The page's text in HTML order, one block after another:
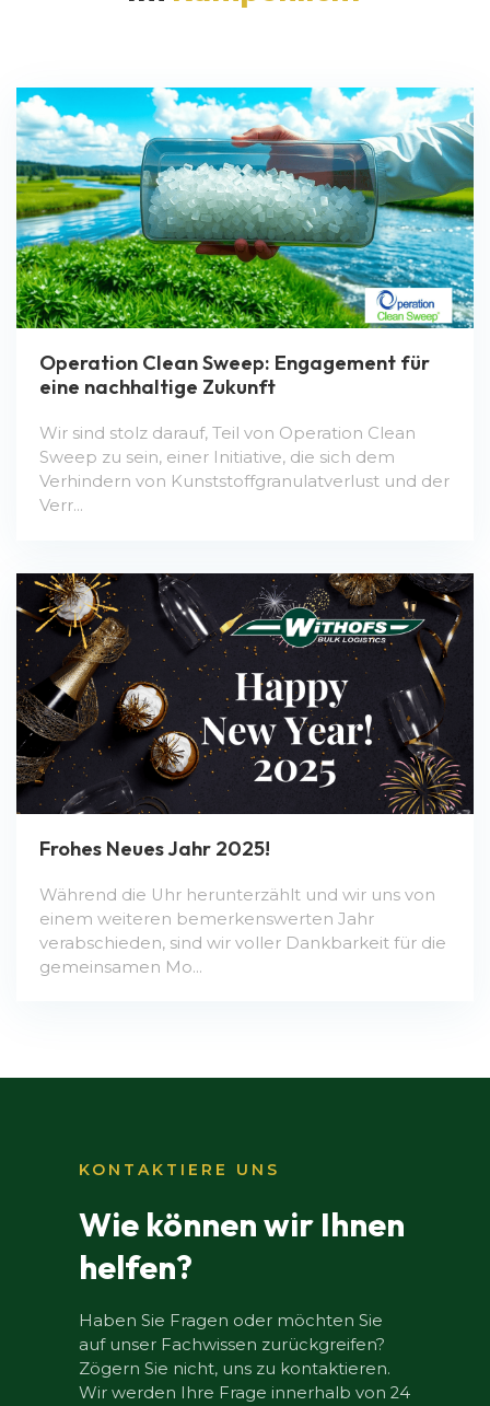
Operation Clean Sweep: Engagement für
eine nachhaltige Zukunft
Wir sind stolz darauf, Teil von Operation Clean
Sweep zu sein, einer Initiative, die sich dem
Verhindern von Kunststoffgranulatverlust und der
Verr...
Frohes Neues Jahr 2025!
Während die Uhr herunterzählt und wir uns von
einem weiteren bemerkenswerten Jahr
verabschieden, sind wir voller Dankbarkeit für die
gemeinsamen Mo...
KONTAKTIERE UNS
Wie können wir Ihnen
helfen?
Haben Sie Fragen oder möchten Sie
auf unser Fachwissen zurückgreifen?
Zögern Sie nicht, uns zu kontaktieren.
Wir werden Ihre Frage innerhalb von 24